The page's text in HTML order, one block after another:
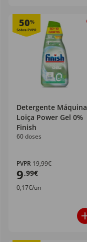
50%
Detergente Máquina
Loiça Power Gel 0%
Finish
60 doses
PVPR 19,99€
9,99€
0,17€/un